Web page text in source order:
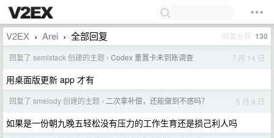
V2EX › Arei › 全部回复 回复总数 130
回复了 semistack 创建的主题 › Codex 重置卡未到账调查 7 月 14 日
用桌面版更新 app 才有
回复了 smelody 创建的主题 › 二次拿补偿，还能做到不惑吗？ 5 月 9 日
如果是一份朝九晚五轻松没有压力的工作生育还是损己利人吗